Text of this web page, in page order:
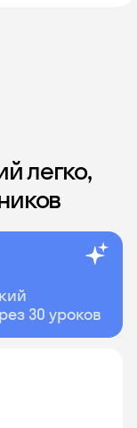
легко,
30 уроков